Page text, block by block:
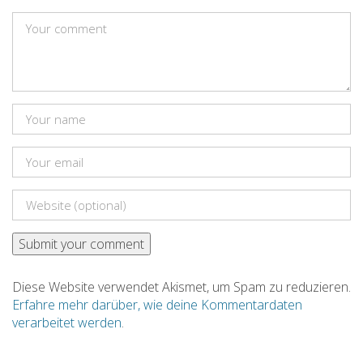
Diese Website verwendet Akismet, um Spam zu reduzieren.
Erfahre mehr darüber, wie deine Kommentardaten
verarbeitet werden.